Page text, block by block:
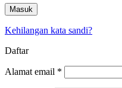
Masuk
Kehilangan kata sandi?
Daftar
Alamat email *